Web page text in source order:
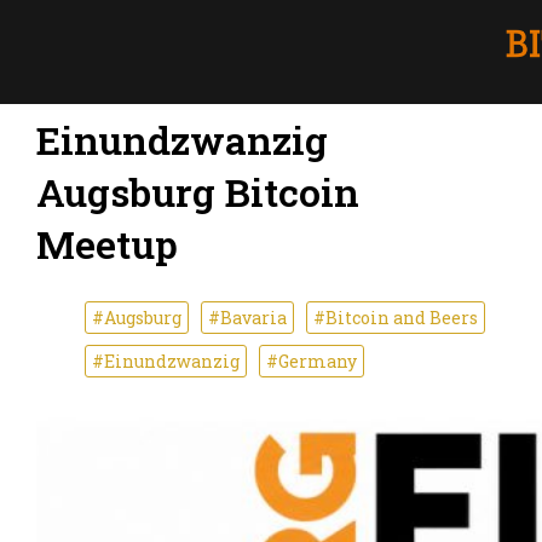
Einundzwanzig
Augsburg Bitcoin
Meetup
#Augsburg #Bavaria
#Bitcoin and Beers
#Einundzwanzig
#Germany